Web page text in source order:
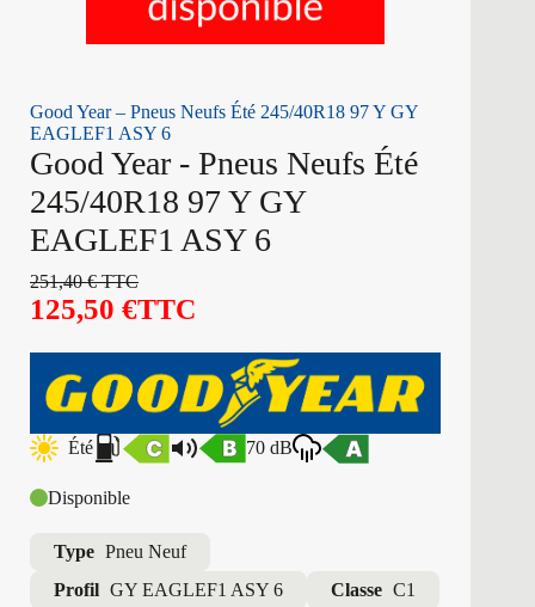
Good Year – Pneus Neufs Été 245/40R18 97 Y GY
EAGLEF1 ASY 6
Good Year - Pneus Neufs Été
245/40R18 97 Y GY
EAGLEF1 ASY 6
251,40€TTC
125,50 €TTC
Été 70 dB
Disponible
Type Pneu Neuf
Profil GY EAGLEF1 ASY 6 Classe C1